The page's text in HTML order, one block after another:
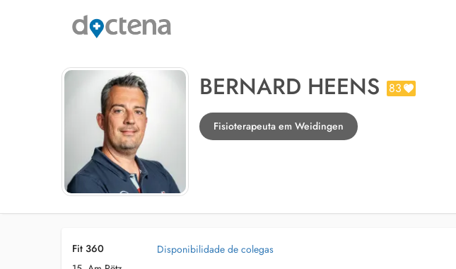
BERNARD HEENS 83
Fisioterapeuta em Weidingen
Fit 360
Disponibilidade de colegas